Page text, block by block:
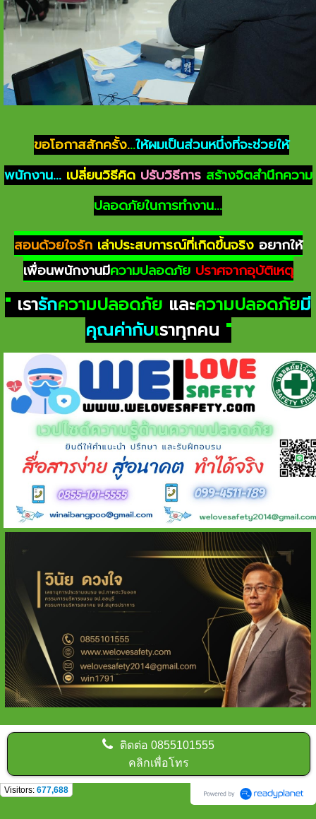
ขอโอกาสสักครั้ง...ให้ผมเป็นส่วนหนึ่งที่จะช่วยให้
พนักงาน... เปลี่ยนวิธีคิด ปรับวิธีการสร้างจิตสำนึกความ
ปลอดภัยในการทำงาน...
สอนด้วยใจรัก เล่าประสบการณ์ที่เกิดขึ้นจริง อยากให้
เพื่อนพนักงานมีความปลอดภัย ปราศจากอุบัติเหตุ
" เรารักความปลอดภัย และความปลอดภัยมี
คุณค่ากับเราทุกคน "
ติดต่อ0855101555
คลิกเพื่อโทร
Visitors: 677,688